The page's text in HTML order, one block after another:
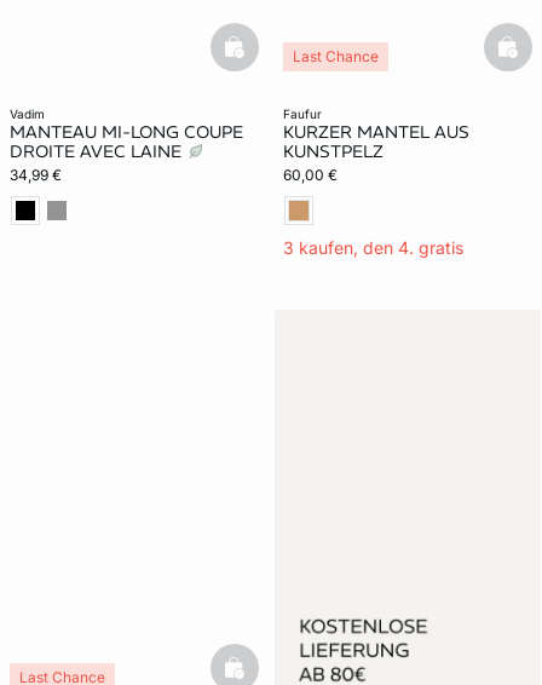
vadim
MANTEAU MI-LONG COUPE
DROITE AVEC LAINE
34,99 €
basketfull
faufur
KURZER MANTEL AUS
KUNSTPELZ
60,00 €
3 kaufen, den 4. gratis
Last Chance
Last Chance basketfull